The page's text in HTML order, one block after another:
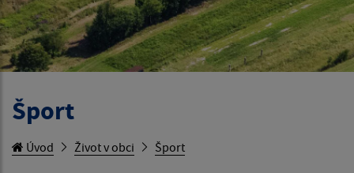
Šport
Úvod Život v obci Šport